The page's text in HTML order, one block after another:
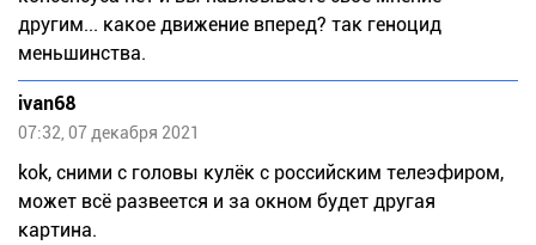
другим... какое движение вперед? так геноцид
меньшинства.
ivan68
07:32, 07 декабря 2021
kok, сними с головы кулёк с российским телеэфиром,
может всё развеется и за окном будет другая
картина.